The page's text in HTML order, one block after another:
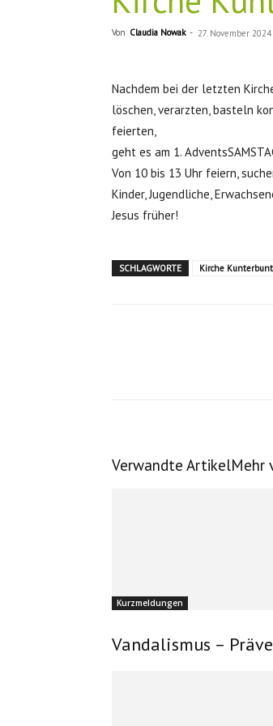
Von Claudia Nowak - 27. November 2024
Nachdem bei der letzten
löschen, verarzten, basteln
feierten,
geht es am 1.
Von 10 bis 13 Uhr feiern,
Kinder, Jugendliche,
Jesus früher!
SCHLAGWORTE Kirche Kunterbunt
Verwandte ArtikelMehr
Kurzmeldungen
Vandalismus –